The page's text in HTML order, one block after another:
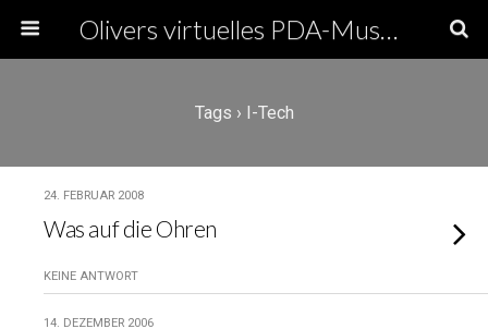
Olivers virtuelles PDA-Museum
Tags › I-Tech
24. FEBRUAR 2008
Was auf die Ohren
KEINE ANTWORT
14. DEZEMBER 2006